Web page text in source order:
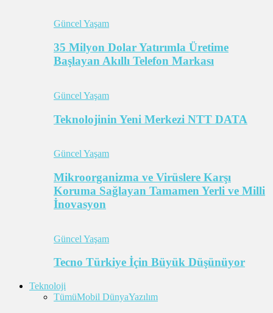
Güncel Yaşam
35 Milyon Dolar Yatırımla Üretime
Başlayan Akıllı Telefon Markası
Güncel Yaşam
Teknolojinin Yeni Merkezi NTT DATA
Güncel Yaşam
Mikroorganizma ve Virüslere Karşı
Koruma Sağlayan Tamamen Yerli ve Milli
İnovasyon
Güncel Yaşam
Tecno Türkiye İçin Büyük Düşünüyor
Teknoloji
TümüMobil DünyaYazılım